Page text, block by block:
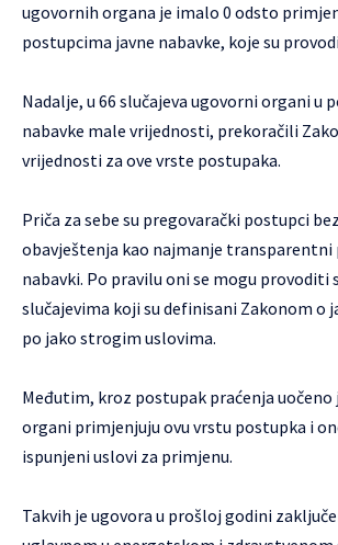
ugovornih organa je imalo 0 odsto
postupcima javne nabavke, koje su
Nadalje, u 66 slučajeva ugovorni organi u
nabavke male vrijednosti, prekoračili
vrijednosti za ove vrste postupaka.
Priča za sebe su pregovarački postupci
obavještenja kao najmanje transparentni
nabavki. Po pravilu oni se mogu provoditi
slučajevima koji su definisani Zakonom o
po jako strogim uslovima.
Međutim, kroz postupak praćenja uočeno
organi primjenjuju ovu vrstu postupka i
ispunjeni uslovi za primjenu.
Takvih je ugovora u prošloj godini